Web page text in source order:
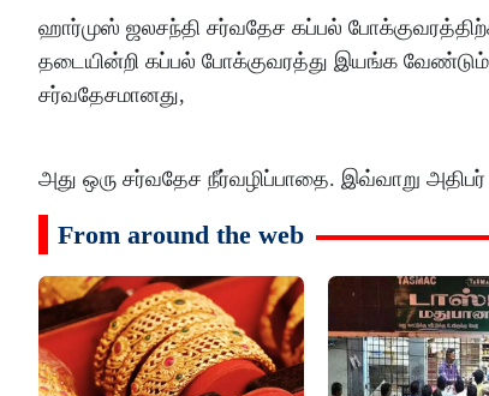
ஹார்முஸ் ஜலசந்தி சர்வதேச கப்பல்
தடையின்றி கப்பல் போக்குவரத்து இயங்க
சர்வதேசமானது,
அது ஒரு சர்வதேச நீர்வழிப்பாதை. இவ்வாறு அதிபர்
From around the web